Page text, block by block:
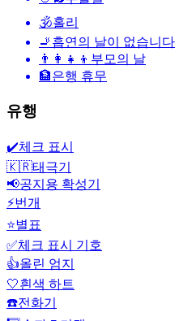
🕉홀리
🚬 흡연의 날이 없습니다
👨‍👩‍👧‍👦 부모의 날
🏦은행 휴무
유행
✔️체크 표시
🇰🇷태극기
📢공지용 확성기
⚡번개
⭐별표
✅체크 표시 기호
👍올린 엄지
🤍흰색 하트
☎️전화기